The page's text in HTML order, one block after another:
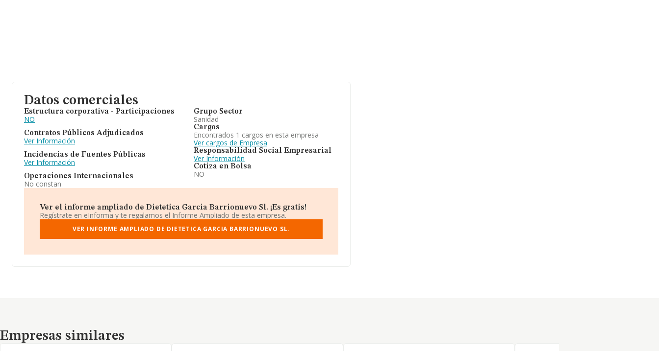
Datos comerciales
Estructura corporativa - Participaciones
NO
Contratos Públicos Adjudicados
Ver Información
Incidencias de Fuentes Públicas
Ver Información
Operaciones Internacionales
No constan
Grupo Sector
Sanidad
Cargos
Encontrados 1 cargos en esta empresa
Ver cargos de Empresa
Responsabilidad Social Empresarial
Ver Información
Cotiza en Bolsa
NO
Ver el informe ampliado de Dietetica Garcia Barrionuevo Sl. ¡Es gratis!
Regístrate en eInforma y te regalamos el Informe Ampliado de esta empresa.
VER INFORME AMPLIADO DE DIETETICA GARCIA BARRIONUEVO SL.
Empresas similares
Empresas similares